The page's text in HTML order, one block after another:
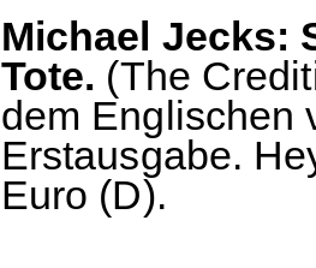
Michael Jecks:
Tote. (The
dem Englischen
Erstausgabe.
Euro (D).